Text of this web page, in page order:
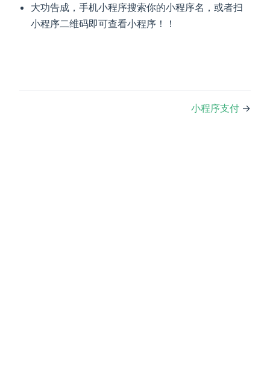
大功告成，手机小程序搜索你的小程序名，或者扫
小程序二维码即可查看小程序！！
小程序支付 →